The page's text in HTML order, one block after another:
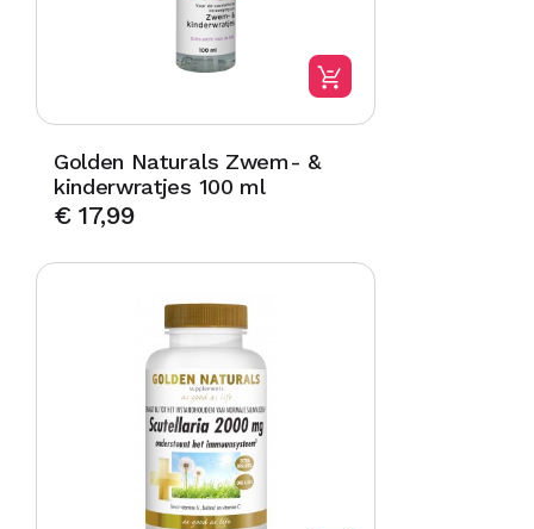
Golden Naturals Zwem- &
kinderwratjes 100 ml
€17,99